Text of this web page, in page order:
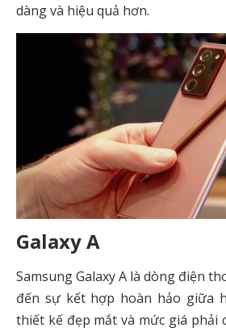
dàng và hiệu quả hơn.
Galaxy A
Samsung Galaxy A là dòng điện
đến sự kết hợp hoàn hảo giữa
thiết kế đẹp mắt và mức giá phải